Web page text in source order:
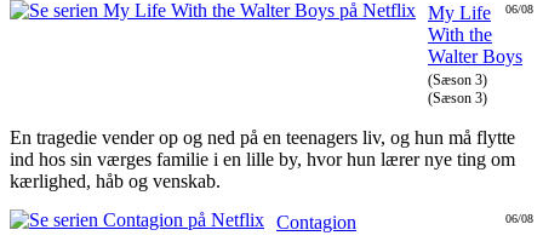
06/08
My Life
With the
Walter Boys
(Sæson 3)
(Sæson 3)
En tragedie vender op og ned på en teenagers liv, og hun må flytte
ind hos sin værges familie i en lille by, hvor hun lærer nye ting om
kærlighed, håb og venskab.
06/08
Contagion